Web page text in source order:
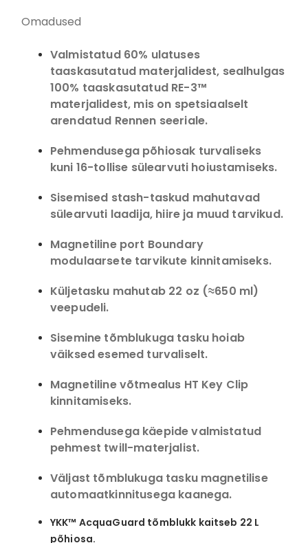
Omadused
Valmistatud 60% ulatuses
taaskasutatud materjalidest, sealhulgas
100% taaskasutatud RE-3™
materjalidest, mis on spetsiaalselt
arendatud Rennen seeriale.
Pehmendusega põhiosak turvaliseks
kuni 16-tollise sülearvuti hoiustamiseks.
Sisemised stash-taskud mahutavad
sülearvuti laadija, hiire ja muud tarvikud.
Magnetiline port Boundary
modulaarsete tarvikute kinnitamiseks.
Küljetasku mahutab 22 oz (≈650 ml)
veepudeli.
Sisemine tõmblukuga tasku hoiab
väiksed esemed turvaliselt.
Magnetiline võtmealus HT Key Clip
kinnitamiseks.
Pehmendusega käepide valmistatud
pehmest twill-materjalist.
Väljast tõmblukuga tasku magnetilise
automaatkinnitusega kaanega.
YKK™ AcquaGuard tõmblukk kaitseb 22 L
põhiosa.